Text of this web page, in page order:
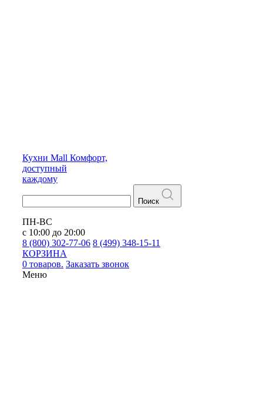
Кухни Mall Комфорт,
доступный
каждому
Поиск
ПН-ВС
с 10:00 до 20:00
8 (800) 302-77-06 8 (499) 348-15-11
КОРЗИНА
0 товаров. Заказать звонок
Меню